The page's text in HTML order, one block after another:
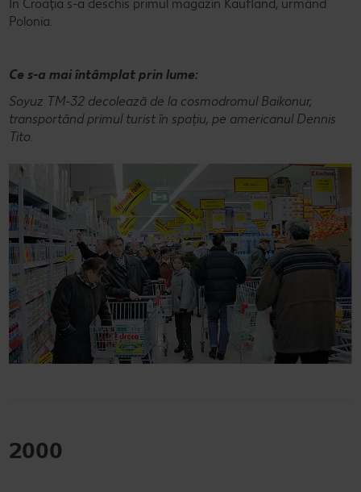
În Croaţia s-a deschis primul magazin Kaufland, urmând
Polonia.
Ce s-a mai întâmplat prin lume:
Soyuz TM-32 decolează de la cosmodromul Baikonur,
transportând primul turist în spațiu, pe americanul Dennis
Tito.
2000